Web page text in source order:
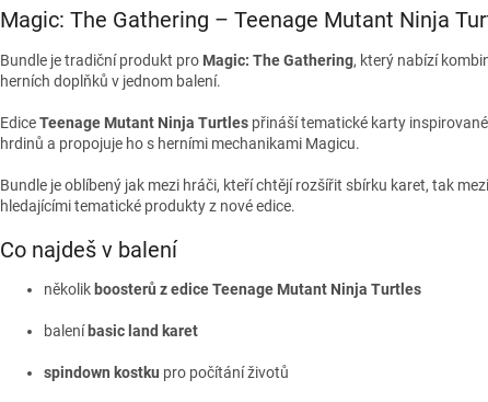
Magic: The Gathering – Teenage Mutant Ninja
Bundle je tradiční produkt pro Magic: The Gathering, který nabízí
herních doplňků v jednom balení.
EdiceTeenage Mutant Ninja Turtles přináší tematické karty
hrdinů a propojuje ho s herními mechanikami Magicu.
Bundle je oblíbený jak mezi hráči, kteří chtějí rozšířit sbírku karet, tak
hledajícími tematické produkty z nové edice.
Co najdeš v balení
několik boosterů z edice Teenage Mutant Ninja Turtles
balení basic land karet
spindown kostku pro počítání životů